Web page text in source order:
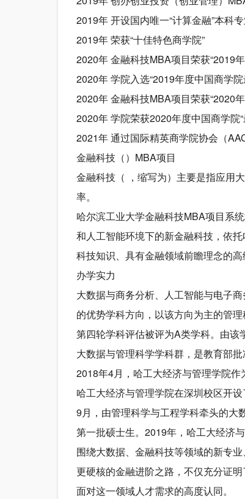
2019年 开设国内唯一“计算金融”本科
2019年 荣获“十佳特色商学院”
2020年 金融科技MBA项目荣获“2019
2020年 学院入选“2019年度中国商学
2020年 金融科技MBA项目荣获“2020
2020年 学院荣获2020年度中国商学院
2021年 通过国际精英商学院协会（
金融科技（）MBA项目
金融科技（ ，缩写为）主要是指应用
率。
哈尔滨工业大学金融科技MBA项目系
和人工智能环境下的新金融科技，依
科技知识、具有金融领域前瞻理念的
办学实力
大数据与商务分析、人工智能与电子
的优势学科方向，以该方向为主的管
第四轮学科评估被评为A类学科。由
大数据与管理科学学科群，是教育部
2018年4月，哈工大经济与管理学院作
哈工大经济与管理学院在深圳校区开
9月，由管理科学与工程学科牵头的大
第一批硕士生。2019年，哈工大经济
围绕大数据、金融科技等领域的新专
更硬核的金融进阶之路，不仅充分证
面对这一领域人才需求的高度认同。